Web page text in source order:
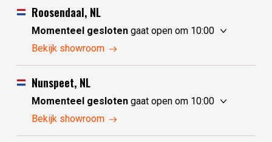
Roosendaal, NL
Momenteel geslotengaat open om 10:00
vrijdag
zaterdag
10:00 - 17:30
zondag
maandag
10:00 - 17:30
dinsdag
Bekijk showroom
Nunspeet, NL
Momenteel geslotengaat open om 10:00
vrijdag
zaterdag
10:00 - 17:30
Bekijk showroom